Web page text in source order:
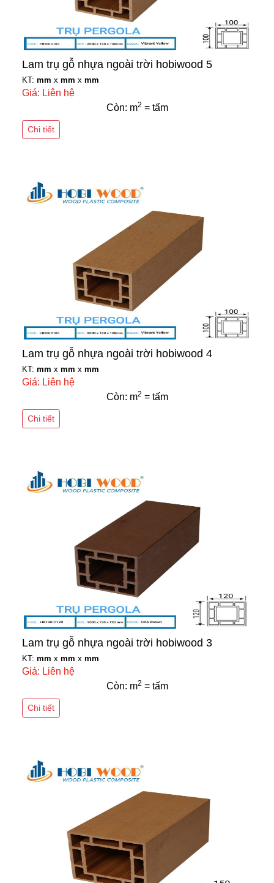
Lam trụ gỗ nhựa ngoài trời hobiwood 5
KT: mm x mm x mm
Giá: Liên hệ
Còn: m2 = tấm
Chi tiết
Lam trụ gỗ nhựa ngoài trời hobiwood 4
KT: mm x mm x mm
Giá: Liên hệ
Còn: m2 = tấm
Chi tiết
Lam trụ gỗ nhựa ngoài trời hobiwood 3
KT: mm x mm x mm
Giá: Liên hệ
Còn: m2 = tấm
Chi tiết